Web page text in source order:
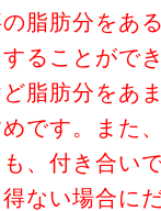
脂肪分をあ
ることがで
脂肪分をあ
です。また
、付き合い
ない場合に